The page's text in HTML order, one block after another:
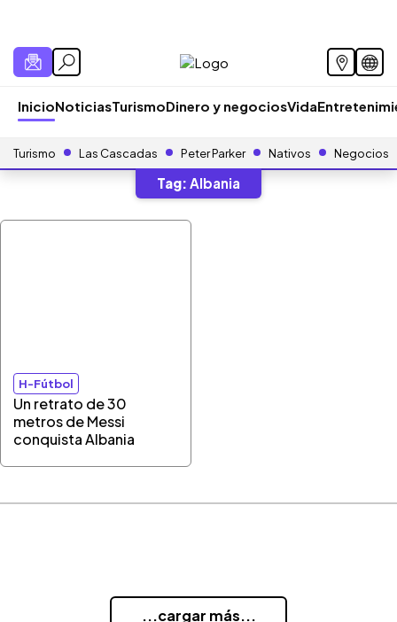
InicioNoticiasTurismoDinero y negociosVida
Turismo Las Cascadas Peter Parker Nativos Negocios
Tag: Albania
H-Fútbol
Un retrato de 30
metros de Messi
conquista Albania
...cargar más...